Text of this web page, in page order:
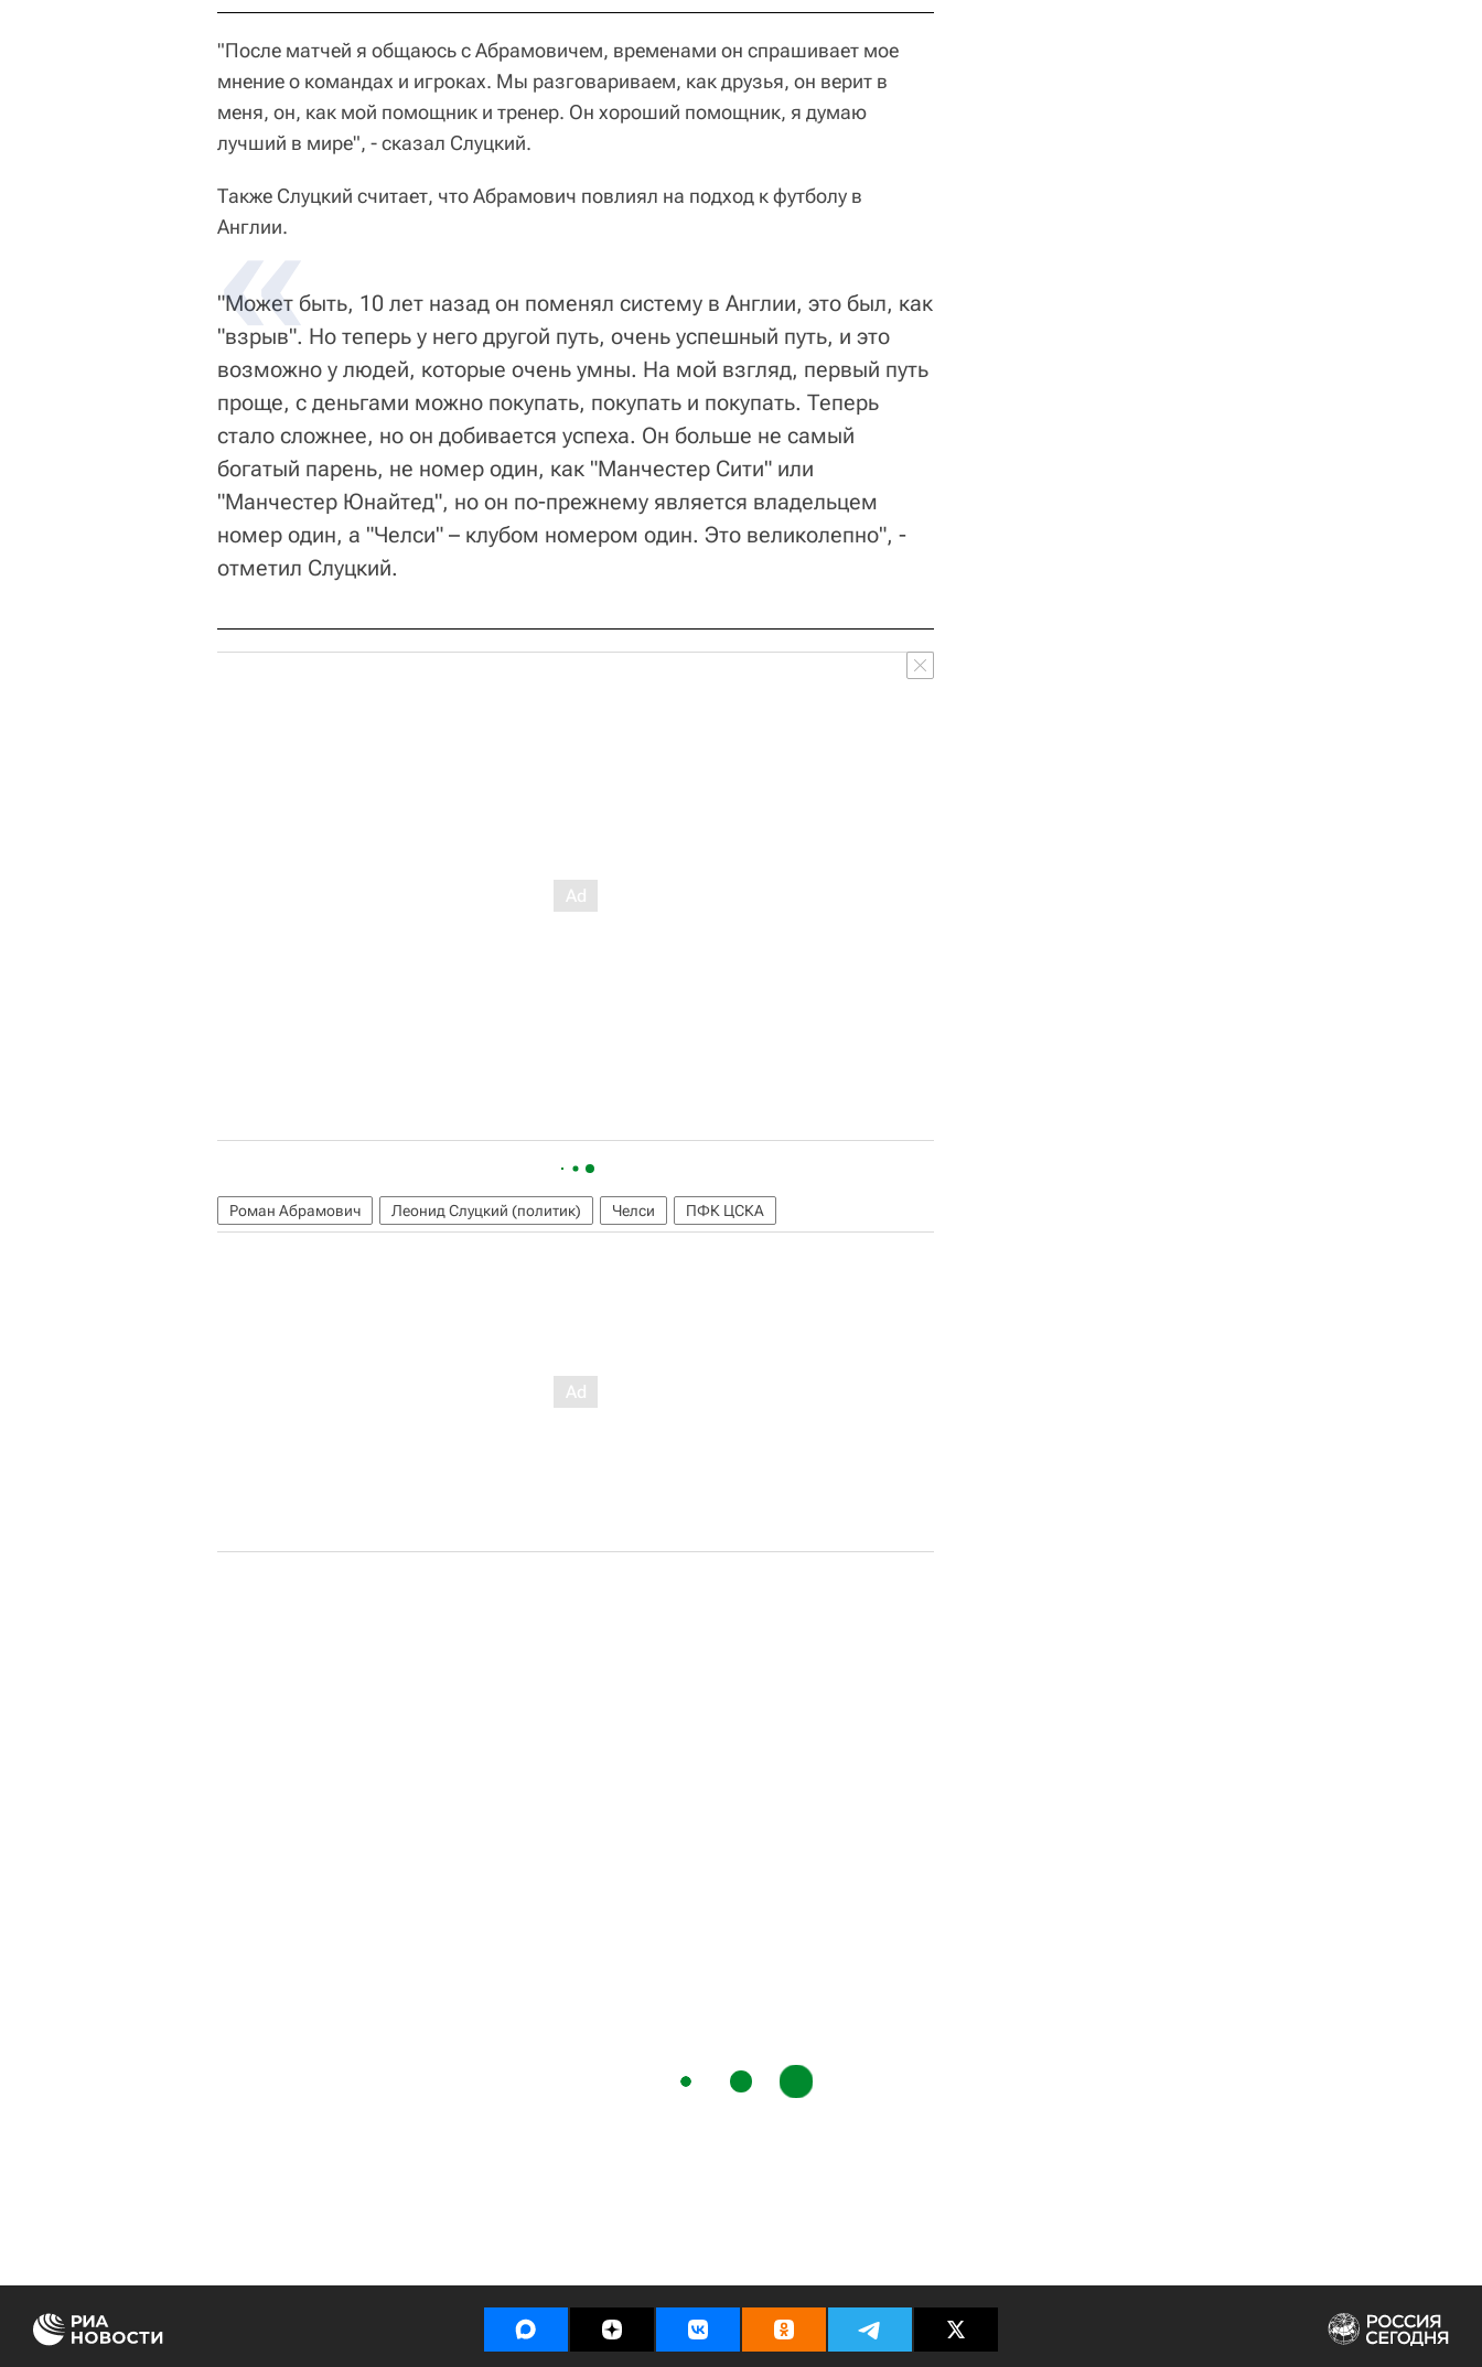
"После матчей я общаюсь с Абрамовичем, временами он спрашивает мое
мнение о командах и игроках. Мы разговариваем, как друзья, он верит в
меня, он, как мой помощник и тренер. Он хороший помощник, я думаю
лучший в мире", - сказал Слуцкий.
Также Слуцкий считает, что Абрамович повлиял на подход к футболу в
Англии.
"Может быть, 10 лет назад он поменял систему в Англии, это был, как
"взрыв". Но теперь у него другой путь, очень успешный путь, и это
возможно у людей, которые очень умны. На мой взгляд, первый путь
проще, с деньгами можно покупать, покупать и покупать. Теперь
стало сложнее, но он добивается успеха. Он больше не самый
богатый парень, не номер один, как "Манчестер Сити" или
"Манчестер Юнайтед", но он по-прежнему является владельцем
номер один, а "Челси" – клубом номером один. Это великолепно", -
отметил Слуцкий.
Роман Абрамович Леонид Слуцкий (политик) Челси ПФК ЦСКА